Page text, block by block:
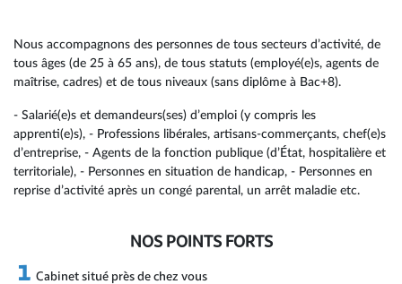
Nous accompagnons des personnes de tous secteurs d’activité, de
tous âges (de 25 à 65 ans), de tous statuts (employé(e)s, agents de
maîtrise, cadres) et de tous niveaux (sans diplôme à Bac+8).
- Salarié(e)s et demandeurs(ses) d’emploi (y compris les
apprenti(e)s), - Professions libérales, artisans-commerçants, chef(e)s
d’entreprise, - Agents de la fonction publique (d’État, hospitalière et
territoriale), - Personnes en situation de handicap, - Personnes en
reprise d’activité après un congé parental, un arrêt maladie etc.
NOS POINTS FORTS
Cabinet situé près de chez vous